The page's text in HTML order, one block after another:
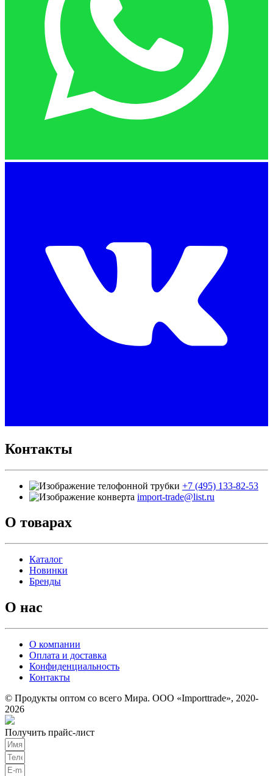
Контакты
+7 (495) 133-82-53
import-trade@list.ru
О товарах
Каталог
Новинки
Бренды
О нас
О компании
Оплата и доставка
Конфиденциальность
Контакты
© Продукты оптом со всего Мира. ООО «Importtrade», 2020-
2026
Получить прайс-лист